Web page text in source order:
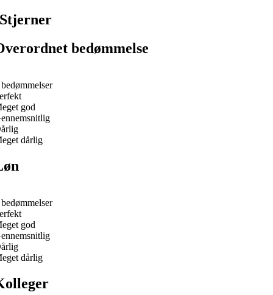
Stjerner
bedømmelse
god
dårlig
god
dårlig